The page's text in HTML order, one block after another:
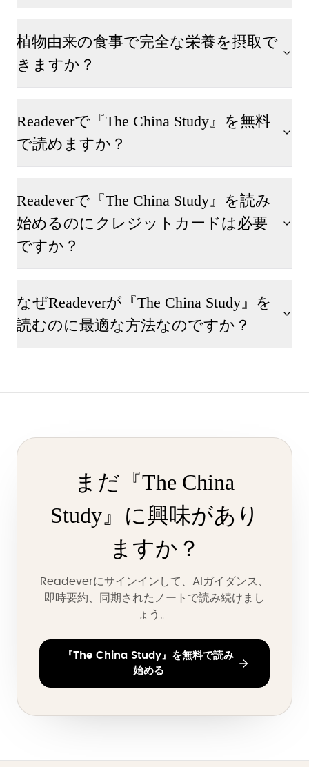
植物由来の食事で完全な栄養を摂取で
きますか？
Readeverで『The China Study』を無料
で読めますか？
Readeverで『The China Study』を読み
始めるのにクレジットカードは必要
ですか？
なぜReadeverが『The China Study』を
読むのに最適な方法なのですか？
まだ『The China
Study』に興味があり
ますか？
Readeverにサインインして、AIガイダンス、
即時要約、同期されたノートで読み続けまし
ょう。
『The China Study』を無料で読み
始める